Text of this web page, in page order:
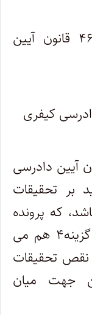
مستنداً به به بند (۱) ماده ۴۶۹ قانون آیین
بند(الف) ماده۴۵۰ قانون آیین دادرسی
بر تحقیقات
که پرونده
مستقیما در دادگاه مطرح شده، گزینه۴ هم می
نقص تحقیقات
جهت میان